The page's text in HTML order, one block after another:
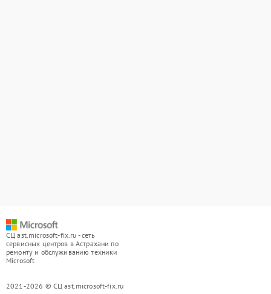
СЦ ast.microsoft-fix.ru - сеть
сервисных центров в Астрахани по
ремонту и обслуживанию техники
Microsoft
2021-2026 © СЦ ast.microsoft-fix.ru